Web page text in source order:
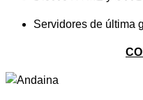
Servidores de última